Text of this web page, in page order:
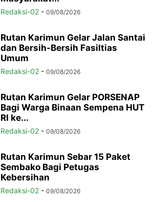
Redaksi-02 - 09/08/2026
Rutan Karimun Gelar Jalan Santai
dan Bersih-Bersih Fasiltias
Umum
Redaksi-02 - 09/08/2026
Rutan Karimun Gelar PORSENAP
Bagi Warga Binaan Sempena HUT
RI ke...
Redaksi-02 - 09/08/2026
Rutan Karimun Sebar 15 Paket
Sembako Bagi Petugas
Kebersihan
Redaksi-02 - 09/08/2026